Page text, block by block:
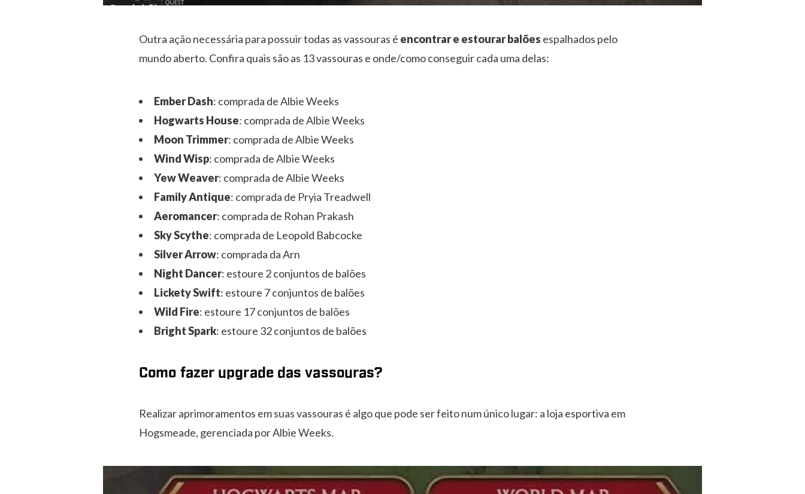
Outra ação necessária para possuir todas as vassouras é encontrar e estourar balões espalhados pelo
mundo aberto. Confira quais são as 13 vassouras e onde/como conseguir cada uma delas:
Ember Dash: comprada de Albie Weeks
Hogwarts House: comprada de Albie Weeks
Moon Trimmer: comprada de Albie Weeks
Wind Wisp: comprada de Albie Weeks
Yew Weaver: comprada de Albie Weeks
Family Antique: comprada de Pryia Treadwell
Aeromancer: comprada de Rohan Prakash
Sky Scythe: comprada de Leopold Babcocke
Silver Arrow: comprada da Arn
Night Dancer: estoure 2 conjuntos de balões
Lickety Swift: estoure 7 conjuntos de balões
Wild Fire: estoure 17 conjuntos de balões
Bright Spark: estoure 32 conjuntos de balões
Como fazer upgrade das vassouras?
Realizar aprimoramentos em suas vassouras é algo que pode ser feito num único lugar: a loja esportiva em
Hogsmeade, gerenciada por Albie Weeks.